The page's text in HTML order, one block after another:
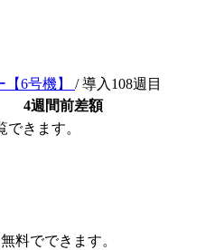
【6号機】 / 導入108週目
4週間前差額
きます。
料でできます。